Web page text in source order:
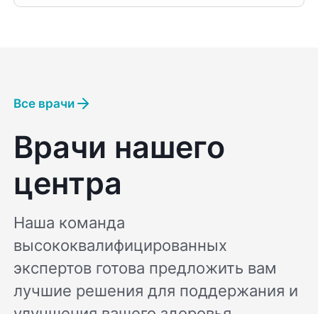
Все врачи
Врачи нашего
центра
Наша команда
высококвалифицированных
экспертов готова предложить вам
лучшие решения для поддержания и